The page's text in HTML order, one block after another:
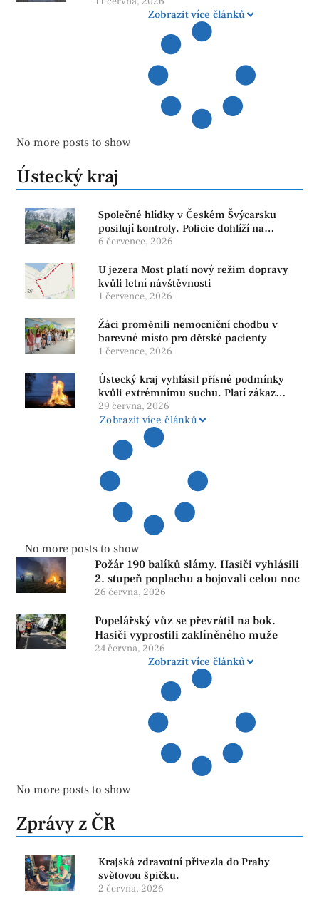
Zobrazit více článků
No more posts to show
Ústecký kraj
Společné hlídky v Českém Švýcarsku
posilují kontroly. Policie dohlíží na
bezpečnost i ochranu přírody
6 července, 2026
U jezera Most platí nový režim dopravy
kvůli letní návštěvnosti
1 července, 2026
Žáci proměnili nemocniční chodbu v
barevné místo pro dětské pacienty
1 července, 2026
Ústecký kraj vyhlásil přísné podmínky
kvůli extrémnímu suchu. Platí zákaz
ohňů i pyrotechniky
29 června, 2026
Zobrazit více článků
No more posts to show
Požár 190 balíků slámy. Hasiči vyhlásili
2. stupeň poplachu a bojovali celou noc
26 června, 2026
Popelářský vůz se převrátil na bok.
Hasiči vyprostili zaklíněného muže
24 června, 2026
Zobrazit více článků
No more posts to show
Zprávy z ČR
Krajská zdravotní přivezla do Prahy
světovou špičku.
2 června, 2026